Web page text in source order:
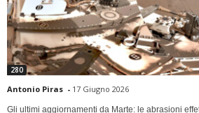
280
Antonio Piras - 17 Giugno 2026
Gli ultimi aggiornamenti da Marte: le abrasioni